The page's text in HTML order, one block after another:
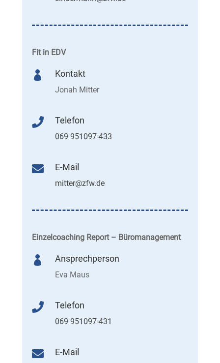
Fit in EDV
 Kontakt
Jonah Mitter
 Telefon
069 951097-433
 E-Mail
mitter@zfw.de
Einzelcoaching Report – Büromanagement
 Ansprechperson
Eva Maus
 Telefon
069 951097-431
 E-Mail